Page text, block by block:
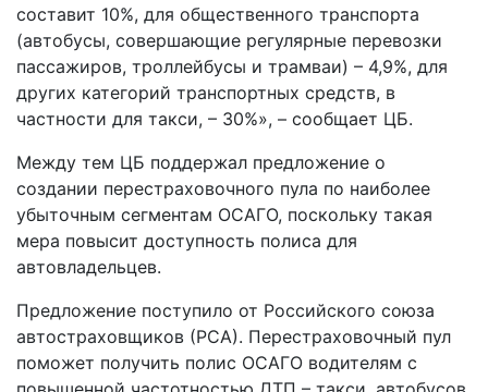
составит 10%, для общественного транспорта
(автобусы, совершающие регулярные перевозки
пассажиров, троллейбусы и трамваи) – 4,9%, для
других категорий транспортных средств, в
частности для такси, – 30%», – сообщает ЦБ.
Между тем ЦБ поддержал предложение о
создании перестраховочного пула по наиболее
убыточным сегментам ОСАГО, поскольку такая
мера повысит доступность полиса для
автовладельцев.
Предложение поступило от Российского союза
автостраховщиков (РСА). Перестраховочный пул
поможет получить полис ОСАГО водителям с